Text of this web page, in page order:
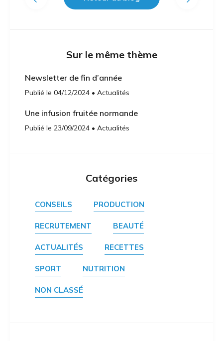
Sur le même thème
Newsletter de fin d’année
Publié le 04/12/2024 • Actualités
Une infusion fruitée normande
Publié le 23/09/2024 • Actualités
Catégories
CONSEILS PRODUCTION
RECRUTEMENT BEAUTÉ
ACTUALITÉS RECETTES
SPORT NUTRITION
NON CLASSÉ